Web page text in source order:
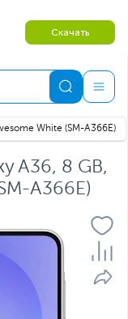
Скачать
White (SM-A366E)
A36, 8 GB,
A366E)